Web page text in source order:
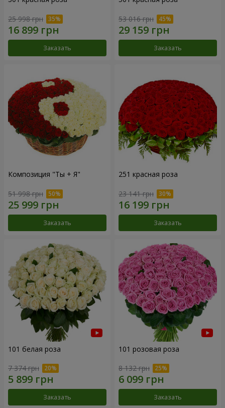
25 998 грн
Заказать
53 016 грн
Заказать
Композиция "Ты + Я"
51 998 грн
Заказать
251 красная роза
23 141 грн
Заказать
101 белая роза
7 374 грн
Заказать
101 розовая роза
8 132 грн
Заказать